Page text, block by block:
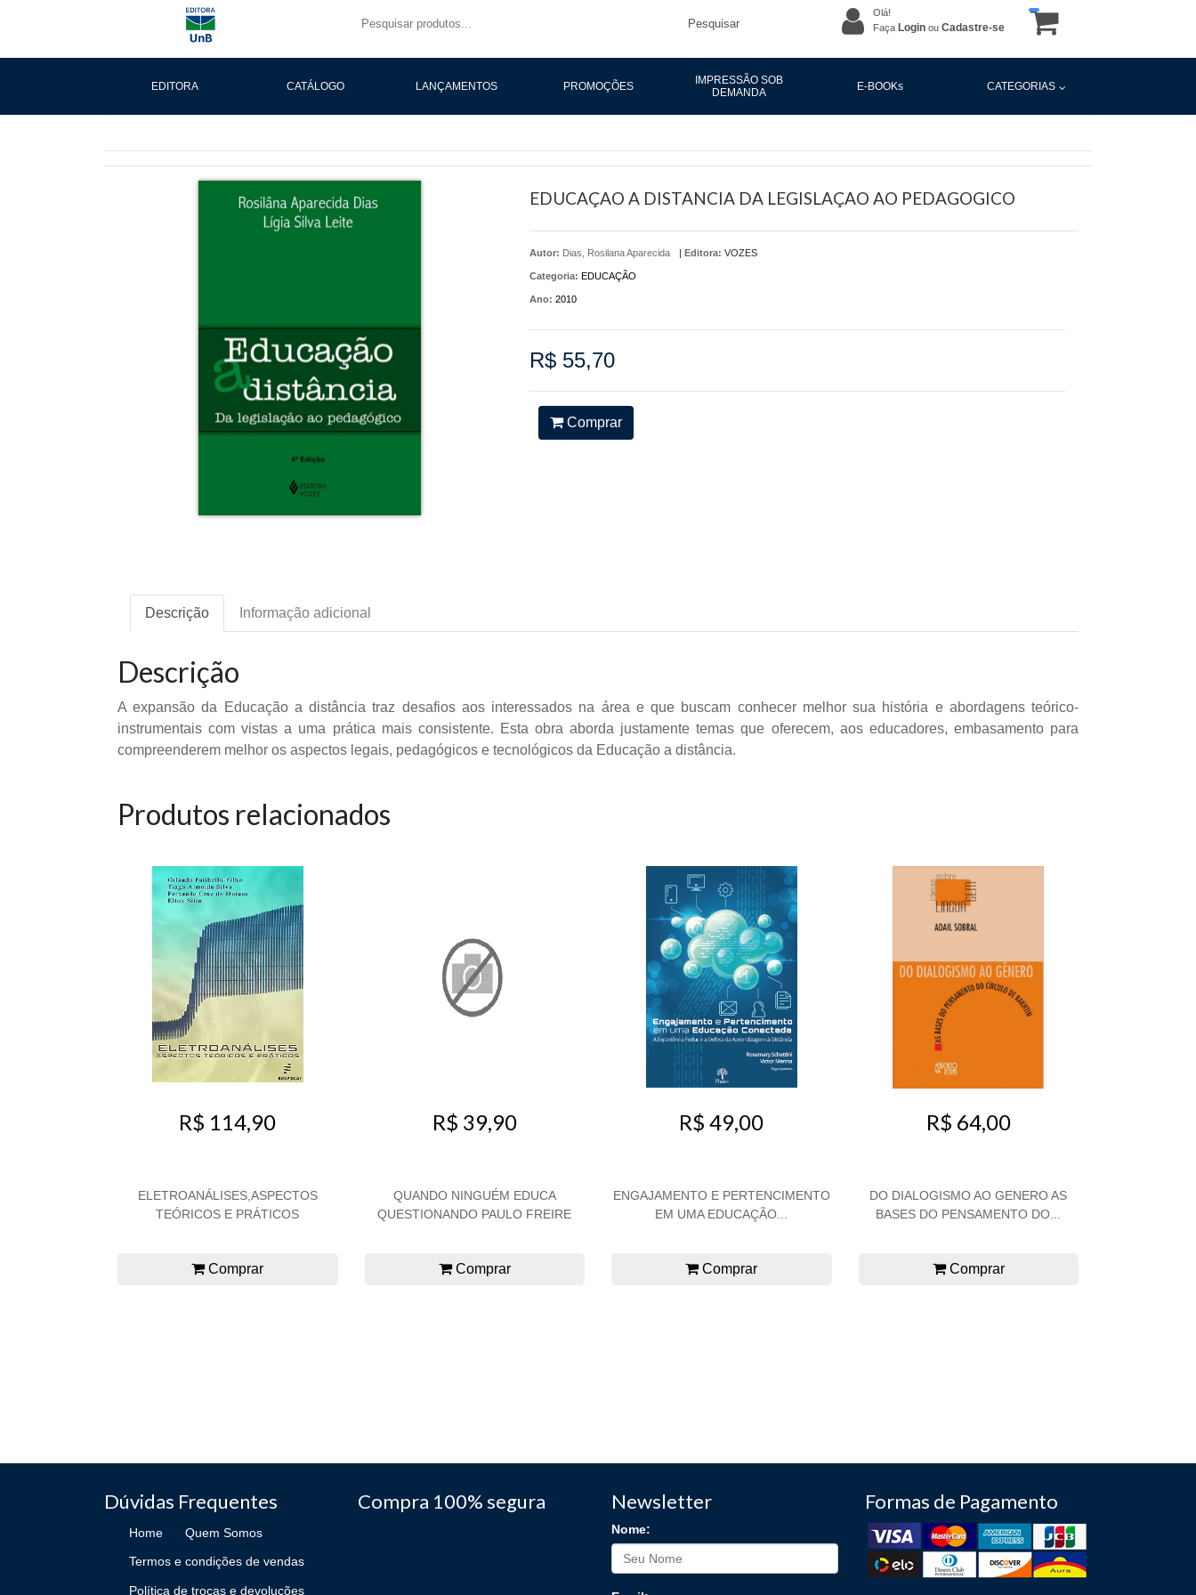
Pesquisar
Olá!
Faça Login ou Cadastre-se
EDITORA CATÁLOGO LANÇAMENTOS PROMOÇÕES
IMPRESSÃO SOB
DEMANDA
E-BOOKs CATEGORIAS
EDUCAÇAO A DISTANCIA DA LEGISLAÇAO AO PEDAGOGICO
Autor: Dias, Rosilana Aparecida | Editora: VOZES
Categoria: EDUCAÇÃO
Ano: 2010
R$ 55,70
Comprar
Descrição Informação adicional
Descrição
A expansão da Educação a distância traz desafios aos interessados na área e que buscam conhecer melhor sua história e abordagens teórico-
instrumentais com vistas a uma prática mais consistente. Esta obra aborda justamente temas que oferecem, aos educadores, embasamento para
compreenderem melhor os aspectos legais, pedagógicos e tecnológicos da Educação a distância.
Produtos relacionados
R$ 114,90
ELETROANÁLISES,ASPECTOS
TEÓRICOS E PRÁTICOS
Comprar
R$ 39,90
QUANDO NINGUÉM EDUCA
QUESTIONANDO PAULO FREIRE
Comprar
R$ 49,00
ENGAJAMENTO E PERTENCIMENTO
EM UMA EDUCAÇÃO...
Comprar
R$ 64,00
DO DIALOGISMO AO GENERO AS
BASES DO PENSAMENTO DO...
Comprar
Dúvidas Frequentes
Home Quem Somos
Termos e condições de vendas
Política de trocas e devoluções
Compra 100% segura Newsletter
Nome:
Formas de Pagamento